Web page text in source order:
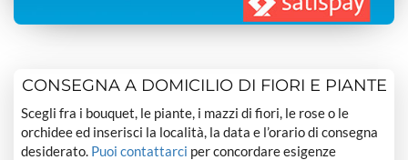
CONSEGNA A DOMICILIO DI FIORI E PIANTE
Scegli fra i bouquet, le piante, i mazzi di fiori, le rose o le
orchidee ed inserisci la località, la data e l’orario di consegna
desiderato. Puoi contattarci per concordare esigenze